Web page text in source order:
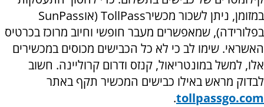
במזומן, ניתן לשכור מכשירTollPass (אוSunPass
בפלורידה), שמאפשרים מעבר חופשי וחיוב מרוכז בכרטיס
האשראי. שימו לב כי לא כל הכבישים מכוסים במכשירים
אלו, למשל במונטריאול, קנזס ודרום קרוליינה. חשוב
לבדוק מראש באילו כבישים המכשיר תקף באתר
tollpassgo.com
.